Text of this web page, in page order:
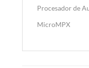
Procesador de
MicroMPX